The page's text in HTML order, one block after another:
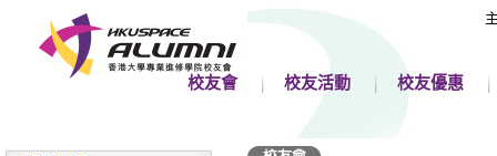
校友會 校友活動 校友優惠